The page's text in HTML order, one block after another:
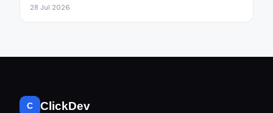
28 Jul 2026
C ClickDev